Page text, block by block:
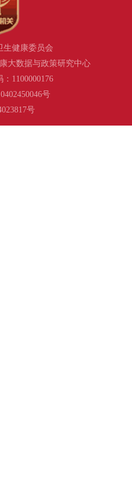
生健康委员会
大数据与政策研究中心
1100000176
号
号